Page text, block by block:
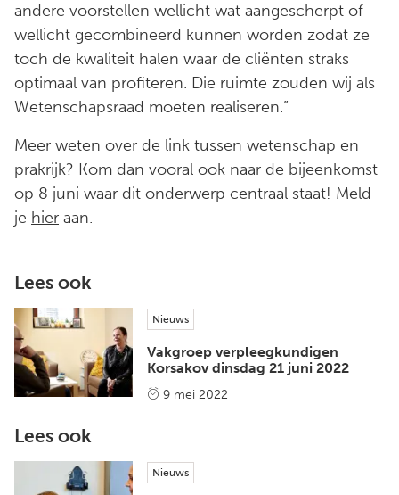
andere voorstellen wellicht wat aangescherpt of
wellicht gecombineerd kunnen worden zodat ze
toch de kwaliteit halen waar de cliënten straks
optimaal van profiteren. Die ruimte zouden wij als
Wetenschapsraad moeten realiseren.”
Meer weten over de link tussen wetenschap en
prakrijk? Kom dan vooral ook naar de bijeenkomst
op 8 juni waar dit onderwerp centraal staat! Meld
je hier aan.
Lees ook
Nieuws
Vakgroep verpleegkundigen
Korsakov dinsdag 21 juni 2022
9 mei 2022
Lees ook
Nieuws